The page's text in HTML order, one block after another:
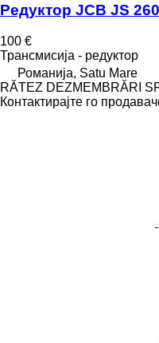
Редуктор JCB JS
100 €
Трансмисија - редуктор
Романија, Satu Mare
RĂTEZ DEZMEMBRĂRI
Контактирајте го